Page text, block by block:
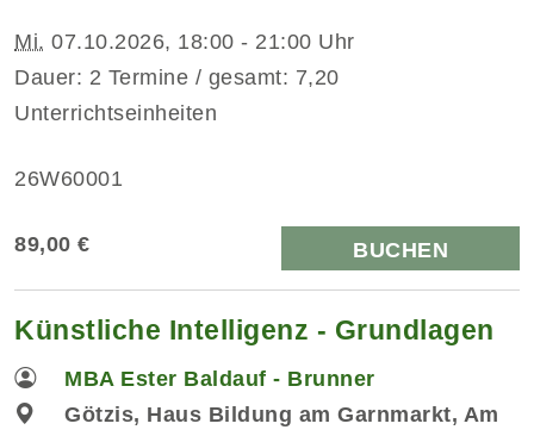
Mi. 07.10.2026, 18:00 - 21:00 Uhr
Dauer: 2 Termine / gesamt: 7,20
Unterrichtseinheiten
26W60001
89,00 € BUCHEN
Künstliche Intelligenz - Grundlagen
MBA Ester Baldauf - Brunner
Götzis, Haus Bildung am Garnmarkt, Am